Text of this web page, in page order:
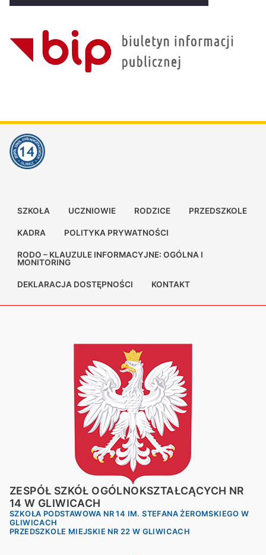
SZKOŁA UCZNIOWIE RODZICE PRZEDSZKOLE
KADRA POLITYKA PRYWATNOŚCI
RODO – KLAUZULE INFORMACYJNE: OGÓLNA I
MONITORING
DEKLARACJA DOSTĘPNOŚCI KONTAKT
ZESPÓŁ SZKÓŁ OGÓLNOKSZTAŁCĄCYCH NR
14 W GLIWICACH
SZKOŁA PODSTAWOWA NR 14 IM. STEFANA ŻEROMSKIEGO W
GLIWICACH
PRZEDSZKOLE MIEJSKIE NR 22 W GLIWICACH